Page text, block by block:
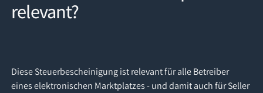
relevant?
Diese Steuerbescheinigung ist relevant für alle Betreiber
eines elektronischen Marktplatzes - und damit auch für Seller